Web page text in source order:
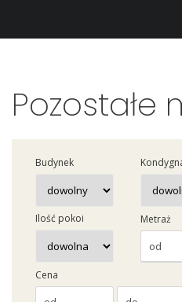
Pozostałe
Budynek
Ilość pokoi Metraż
Cena